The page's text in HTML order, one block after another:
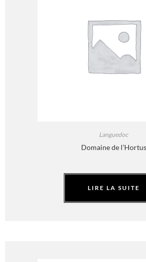
Languedoc
Domaine de l’Hortus
LIRE LA SUITE